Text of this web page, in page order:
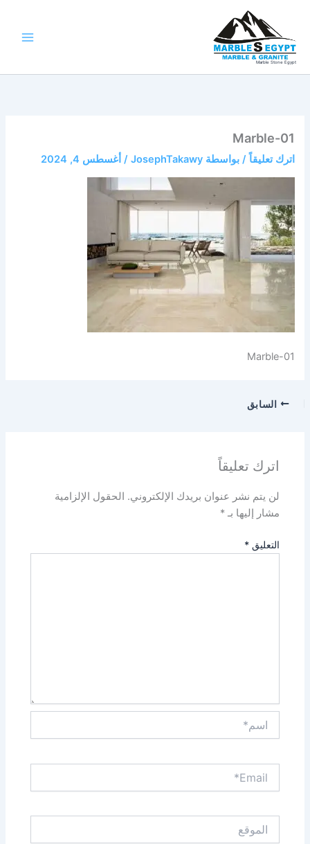
المحتوى
Marble Stone Egypt
Marble-01
اترك تعليقاً / بواسطة JosephTakawy
/ أغسطس 4, 2024
Marble-01
السابق
اترك تعليقاً
لن يتم نشر عنوان بريدك الإلكتروني.
الحقول الإلزامية
مشار إليها بـ*
التعليق*